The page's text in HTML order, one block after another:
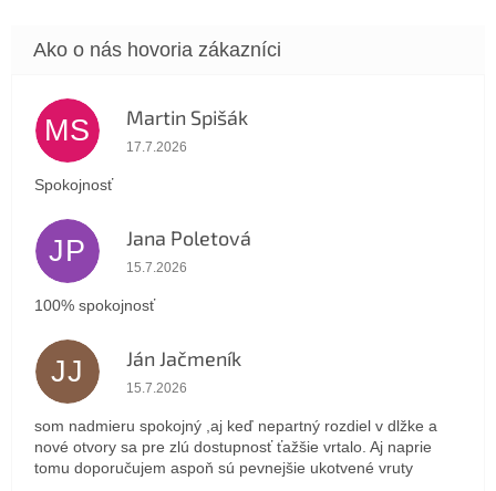
MS Martin Spišák
Hodnotenie obchodu je 5 z 5 hviezdičiek.
17.7.2026
Spokojnosť
JP Jana Poletová
Hodnotenie obchodu je 5 z 5 hviezdičiek.
15.7.2026
100% spokojnosť
JJ Ján Jačmeník
Hodnotenie obchodu je 5 z 5 hviezdičiek.
15.7.2026
som nadmieru spokojný ,aj keď nepartný rozdiel v dlžke a
nové otvory sa pre zlú dostupnosť ťažšie vrtalo. Aj naprie
tomu doporučujem aspoň sú pevnejšie ukotvené vruty